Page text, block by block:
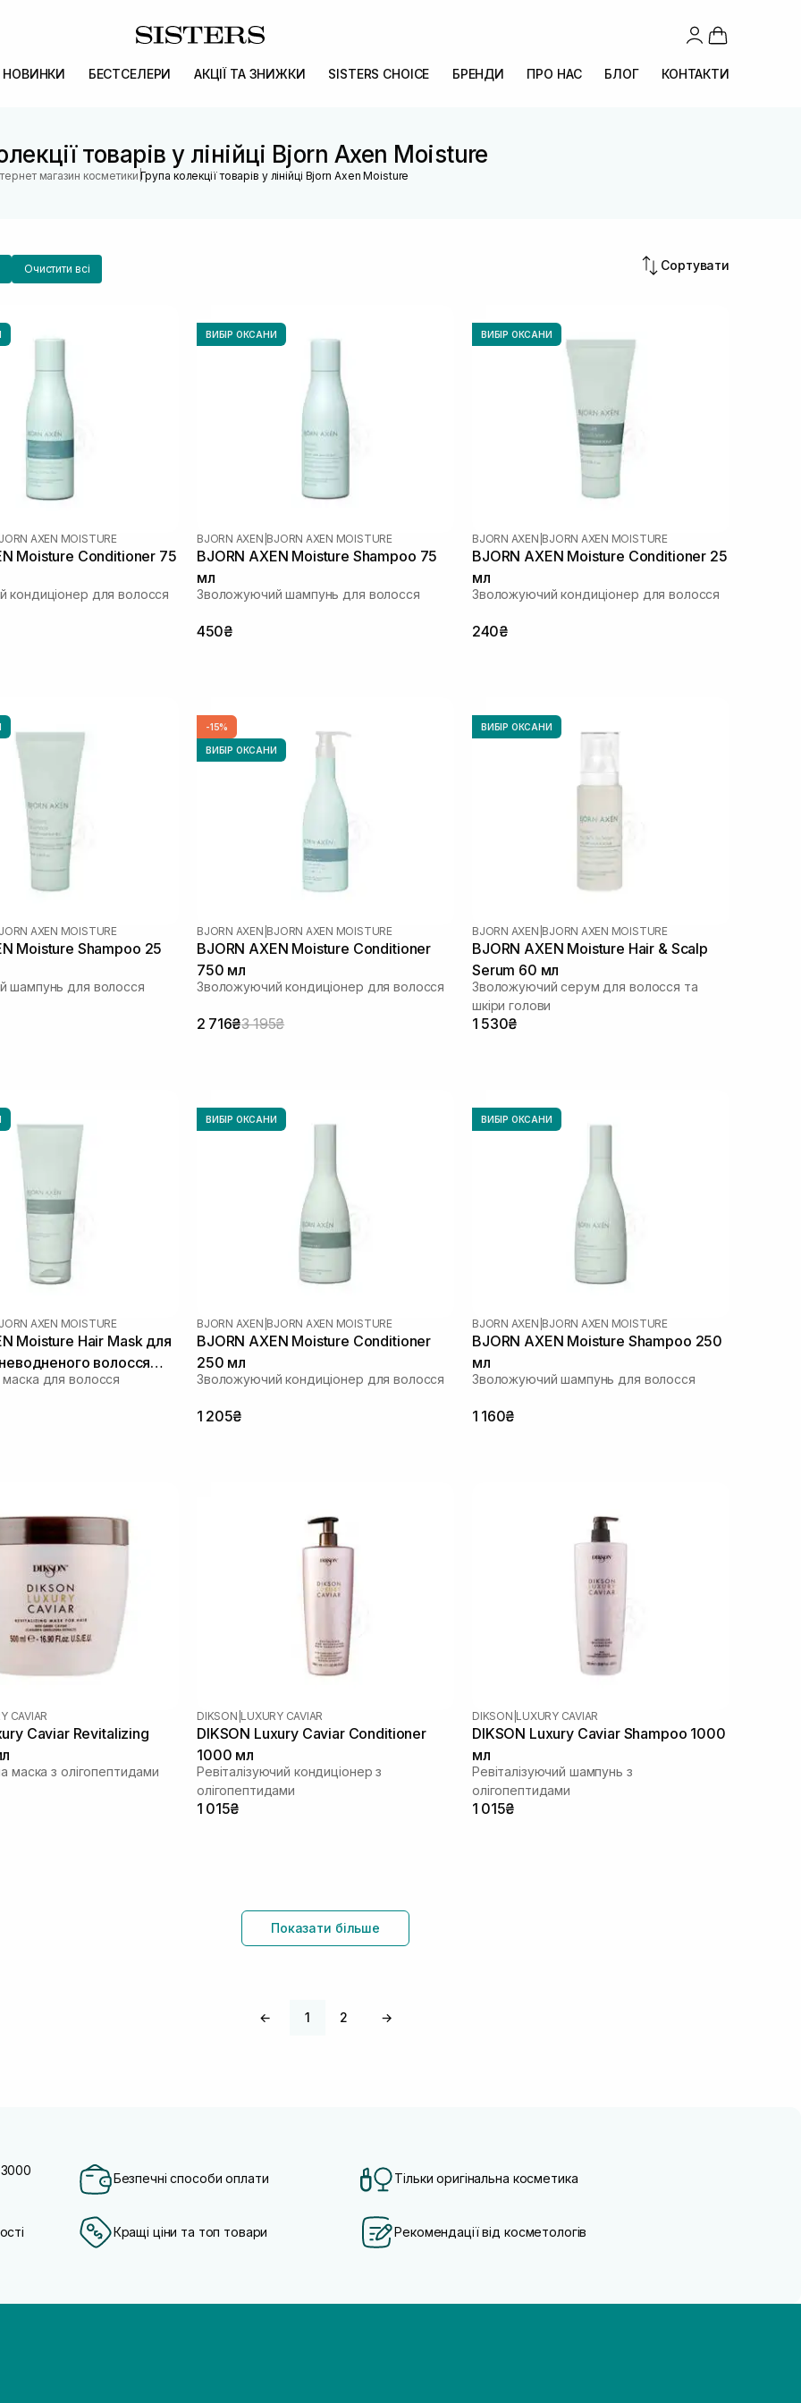
НОВИНКИ БЕСТСЕЛЕРИ АКЦІЇ ТА ЗНИЖКИ SISTERS CHOICE БРЕНДИ ПРО НАС БЛОГ КОНТАКТИ
товарів у лінійці Bjorn Axen Moisture
магазин косметики |Група колекції товарів у лінійці Bjorn Axen Moisture
Очистити всі Сортувати
AXEN MOISTURE
Moisture Conditioner 75
кондиціонер для волосся
ВИБІР ОКСАНИ
BJORN AXEN BJORN AXEN MOISTURE
BJORN AXEN Moisture Shampoo 75
мл
Зволожуючий шампунь для волосся
450₴
ВИБІР ОКСАНИ
BJORN AXEN BJORN AXEN MOISTURE
BJORN AXEN Moisture Conditioner 25
мл
Зволожуючий кондиціонер для волосся
240₴
AXEN MOISTURE
Moisture Shampoo 25
шампунь для волосся
-15%
ВИБІР ОКСАНИ
BJORN AXEN BJORN AXEN MOISTURE
BJORN AXEN Moisture Conditioner
750 мл
Зволожуючий кондиціонер для волосся
2 716₴3 195₴
ВИБІР ОКСАНИ
BJORN AXEN BJORN AXEN MOISTURE
BJORN AXEN Moisture Hair & Scalp
Serum 60 мл
Зволожуючий серум для волосся та
шкіри голови
1 530₴
AXEN MOISTURE
Moisture Hair Mask для
волосся
для волосся
ВИБІР ОКСАНИ
BJORN AXEN BJORN AXEN MOISTURE
BJORN AXEN Moisture Conditioner
250 мл
Зволожуючий кондиціонер для волосся
1 205₴
ВИБІР ОКСАНИ
BJORN AXEN BJORN AXEN MOISTURE
BJORN AXEN Moisture Shampoo 250
мл
Зволожуючий шампунь для волосся
1 160₴
CAVIAR
Caviar Revitalizing
маска з олігопептидами
DIKSON LUXURY CAVIAR
DIKSON Luxury Caviar Conditioner
1000 мл
Ревіталізуючий кондиціонер з
олігопептидами
1 015₴
DIKSON LUXURY CAVIAR
DIKSON Luxury Caviar Shampoo 1000
мл
Ревіталізуючий шампунь з
олігопептидами
1 015₴
Показати більше
← 1 2 →
Безпечні способи оплати Тільки оригінальна косметика
Кращі ціни та топ товари Рекомендації від косметологів